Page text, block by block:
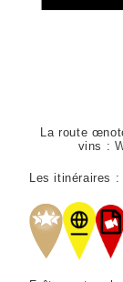
La route
vins :
Les itinéraires :